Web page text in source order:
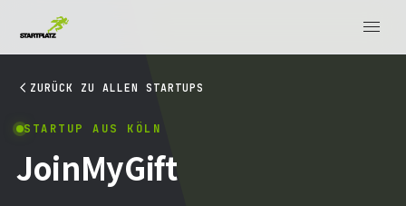
ZURÜCK ZU ALLEN STARTUPS
STARTUP AUS KÖLN
JoinMyGift